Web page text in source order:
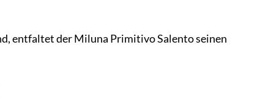
entfaltet der Miluna Primitivo Salento seinen